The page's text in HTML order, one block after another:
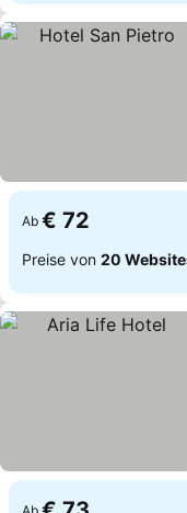
Ab € 72
Preise von 20
Ab